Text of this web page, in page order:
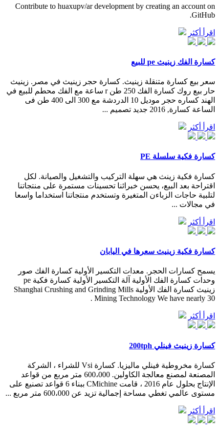
Contribute to huaxupv/ar development by creating an account on
GitHub.
اقرأ أكثر
كسارة الفك زينيث pe للبيع
سعر بيع كسارة متنقلة زينيث. كسارة حجر زينيث في مصر. زينيث
حار بيع روك كسارة الفك 250 طن r ساعة مع الفك محطم للبيع في
الهند كساره حجر موديل 10 الدردشة مع 300 الى 400 طن فى
الساعة كسارة, 2016 جديد تصميم ...
اقرأ أكثر
كسارة فكية سلسلة PE
كسارة فكية زينث هي سهلة التركيب والتشغيل والصيانة. لكل
اقتراحة بعد البيع، يحسن خبرائنا تحسينات مستمرة على منتجاتنا
لتلبية حاجات الزباءن المتغيرة وتستخدم منتجاتنا استخداما واسعا
في مجالات ...
اقرأ أكثر
كسارة فكية زينيث سعرها في اليابان
يسمح كسارات الحجر. معدات التكسير الأولية كسارة الفك صور
وحدات كسارة الفك الأولية آلة التكسير الأولية كسارة فكية pe
زينيث كسارة الفك الأولية Shanghai Crushing and Grinding Mills
Mining Technology We have nearly 30 .
اقرأ أكثر
كسارة زينيث فينلي 200tph
كسارة مخروطية فينلي ماليزيا. كسارة Vsi للشراء ، الشركة
المصنعة لمصنع معالجة الكاولين. 600،000 متر مربع من قواعد
الإنتاج بحلول عام 2016 ، قامت CMichine ببناء 6 قواعد تصنيع على
مستوى عالمي تغطي مساحة إجمالية تزيد عن 600،000 متر مربع ...
اقرأ أكثر